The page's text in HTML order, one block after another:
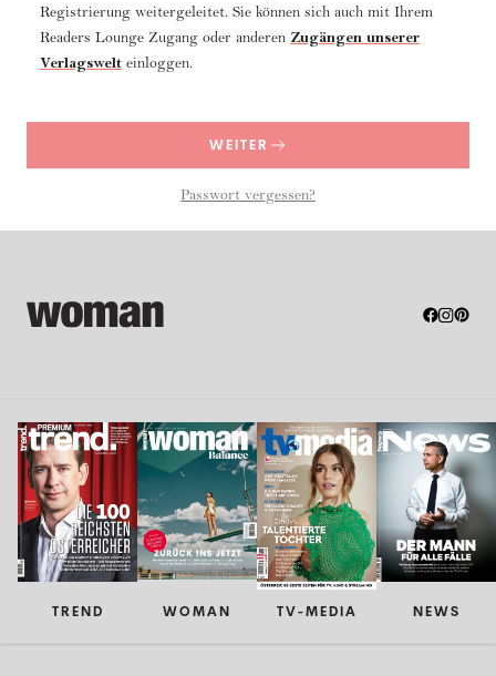
Registrierung weitergeleitet. Sie können sich auch mit Ihrem
Readers Lounge Zugang oder anderen Zugängen unserer
Verlagswelt einloggen.
WEITER
Passwort vergessen?
TREND WOMAN TV-MEDIA NEWS